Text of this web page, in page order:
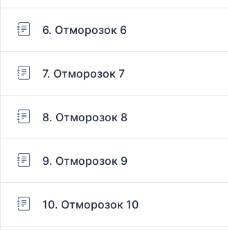
6. Отморозок 6
7. Отморозок 7
8. Отморозок 8
9. Отморозок 9
10. Отморозок 10